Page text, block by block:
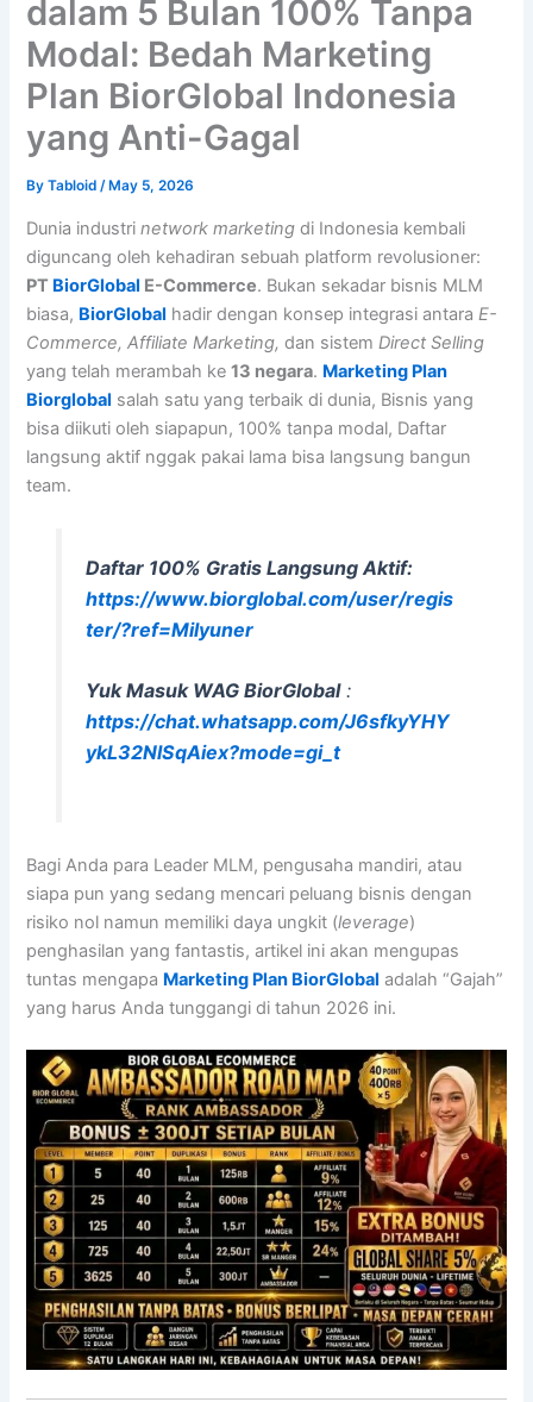
dalam 5 Bulan 100% Tanpa
Modal: Bedah Marketing
Plan BiorGlobal Indonesia
yang Anti-Gagal
ByTabloid/ May 5, 2026
Dunia industrinetwork marketing di Indonesia kembali
diguncang oleh kehadiran sebuah platform revolusioner:
PT BiorGlobal E-Commerce. Bukan sekadar bisnis MLM
biasa, BiorGlobal hadir dengan konsep integrasi antaraE-
Commerce, Affiliate Marketing, dan sistemDirect Selling
yang telah merambah ke13 negara. Marketing Plan
Biorglobal salah satu yang terbaik di dunia, Bisnis yang
bisa diikuti oleh siapapun, 100% tanpa modal, Daftar
langsung aktif nggak pakai lama bisa langsung bangun
team.
Daftar 100% Gratis Langsung Aktif:
https://www.biorglobal.com/user/regis
ter/?ref=Milyuner
Yuk Masuk WAG BiorGlobal:
https://chat.whatsapp.com/J6sfkyYHY
ykL32NlSqAiex?mode=gi_t
Bagi Anda para Leader MLM, pengusaha mandiri, atau
siapa pun yang sedang mencari peluang bisnis dengan
risiko nol namun memiliki daya ungkit (leverage)
penghasilan yang fantastis, artikel ini akan mengupas
tuntas mengapa Marketing Plan BiorGlobal adalah “Gajah”
yang harus Anda tunggangi di tahun 2026 ini.